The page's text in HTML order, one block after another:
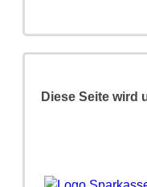
Diese Seite wird